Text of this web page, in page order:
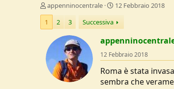
C
r
e
a
o
e
D
appenninocentrale
D
t
a
d
I
z
12 Febbraio 2018
1
2 3 Successiva
12 Febbraio 2018
Roma è stata
sembra che